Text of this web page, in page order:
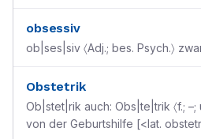
obsessiv
ob|ses|siv 〈Adj.; bes. Psych.〉
Obstetrik
Ob|stet|rik auch: Obs|te|trik 〈f.; –;
von der Geburtshilfe [<lat.